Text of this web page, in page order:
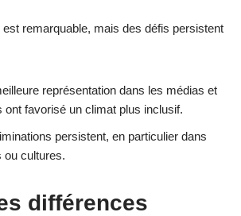
remarquable, mais des défis persistent
représentation dans les médias et
ont favorisé un climat plus inclusif.
persistent, en particulier dans
ou cultures.
différences